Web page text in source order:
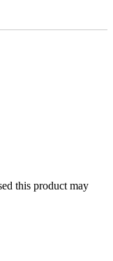
this product may